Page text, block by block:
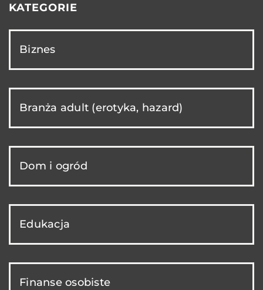
KATEGORIE
Biznes
Branża adult (erotyka, hazard)
Dom i ogród
Edukacja
Finanse osobiste